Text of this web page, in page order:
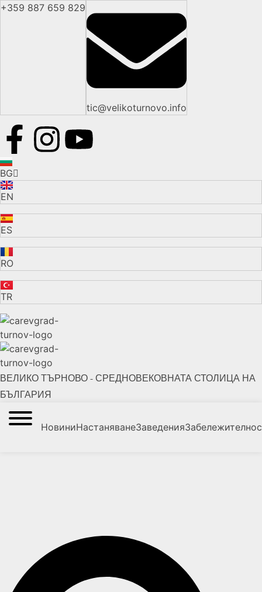
+359 887 659 829
tic@velikoturnovo.info
BG
EN
ES
RO
TR
ВЕЛИКО ТЪРНОВО - СРЕДНОВЕКОВНАТА СТОЛИЦА НА
БЪЛГАРИЯ
НовиниНастаняванеЗаведения